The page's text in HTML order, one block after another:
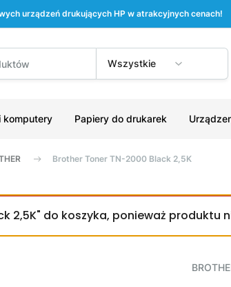
urządzeń drukujących HP w atrakcyjnych cenach!
Wszystkie
komputery Papiery do drukarek
Brother Toner TN-2000 Black 2,5K
2,5K" do koszyka, ponieważ produktu